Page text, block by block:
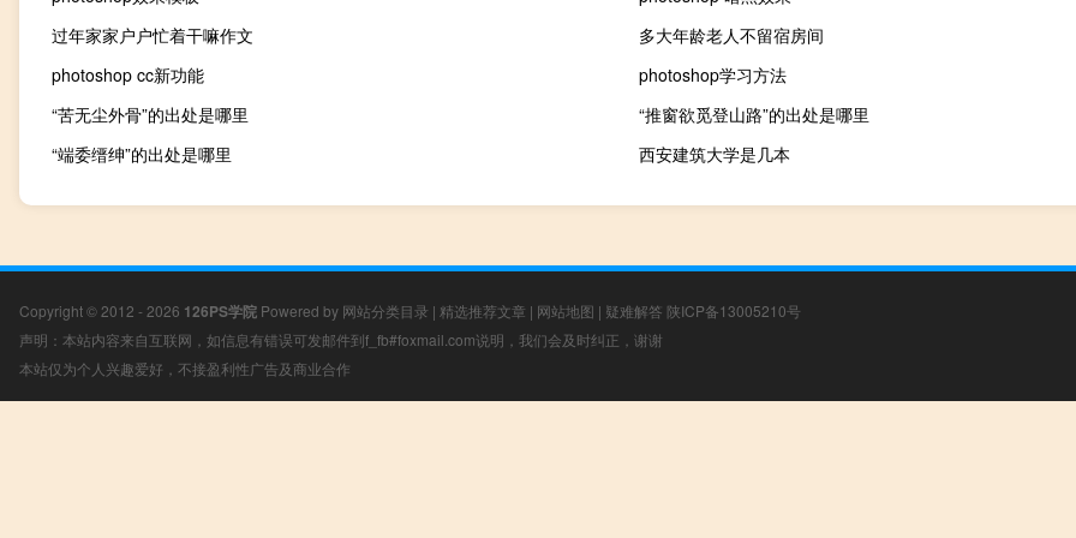
过年家家户户忙着干嘛作文
多大年龄老人不留宿房间
photoshop cc新功能
photoshop学习方法
“苦无尘外骨”的出处是哪里
“推窗欲觅登山路”的出处是哪里
“端委缙绅”的出处是哪里
西安建筑大学是几本
Copyright © 2012 - 2026 126PS学院 Powered by 网站分类目录 | 精选推荐文章 | 网站地图 | 疑难解答 陕ICP备13005210号
声明：本站内容来自互联网，如信息有错误可发邮件到f_fb#foxmail.com说明，我们会及时纠正，谢谢
本站仅为个人兴趣爱好，不接盈利性广告及商业合作